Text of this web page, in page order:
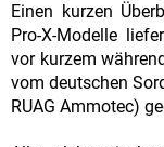
Einen kurzen
Pro-X-Modelle
vor kurzem
vom deutschen
RUAG Ammotec)